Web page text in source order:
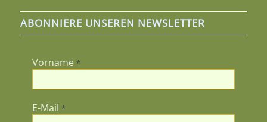
ABONNIERE UNSEREN NEWSLETTER
Vorname *
E-Mail *